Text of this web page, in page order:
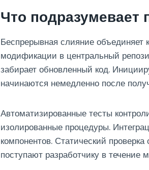
Что подразумевает
Беспрерывная слияние объединяет
модификации в центральный
забирает обновленный код.
начинаются немедленно после
Автоматизированные тесты
изолированные процедуры.
компонентов. Статический
поступают разработчику в течение